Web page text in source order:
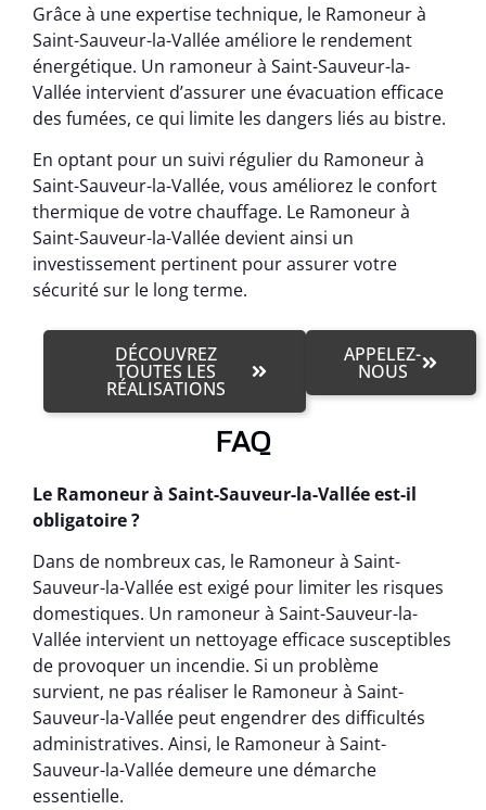
Grâce à une expertise technique, le Ramoneur à
Saint-Sauveur-la-Vallée améliore le rendement
énergétique. Un ramoneur à Saint-Sauveur-la-
Vallée intervient d’assurer une évacuation efficace
des fumées, ce qui limite les dangers liés au bistre.
En optant pour un suivi régulier du Ramoneur à
Saint-Sauveur-la-Vallée, vous améliorez le confort
thermique de votre chauffage. Le Ramoneur à
Saint-Sauveur-la-Vallée devient ainsi un
investissement pertinent pour assurer votre
sécurité sur le long terme.
DÉCOUVREZ
TOUTES LES
RÉALISATIONS
APPELEZ-
NOUS
FAQ
Le Ramoneur à Saint-Sauveur-la-Vallée est-il
obligatoire ?
Dans de nombreux cas, le Ramoneur à Saint-
Sauveur-la-Vallée est exigé pour limiter les risques
domestiques. Un ramoneur à Saint-Sauveur-la-
Vallée intervient un nettoyage efficace susceptibles
de provoquer un incendie. Si un problème
survient, ne pas réaliser le Ramoneur à Saint-
Sauveur-la-Vallée peut engendrer des difficultés
administratives. Ainsi, le Ramoneur à Saint-
Sauveur-la-Vallée demeure une démarche
essentielle.